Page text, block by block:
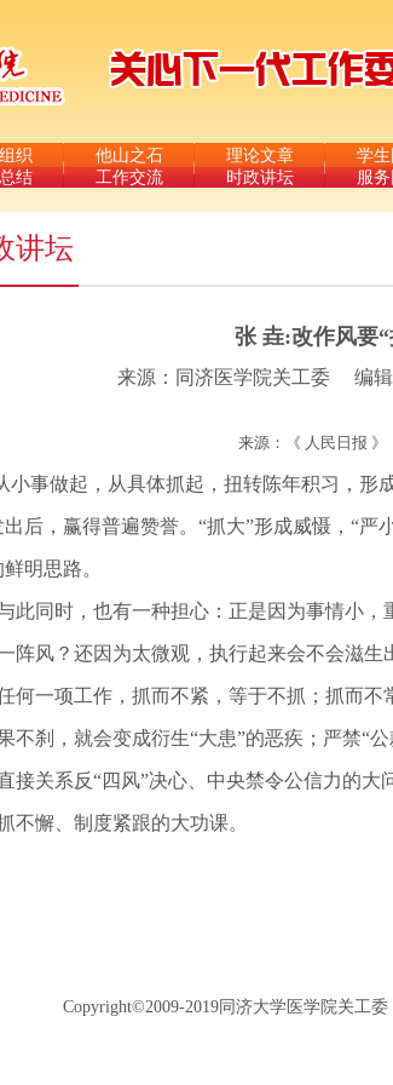
织
结
他山之石
工作交流
理论文章
时政讲坛
学
服
讲坛
张 垚:改作风要
来源：同济医学院关工委 编
来源：《 人民日报 》
小事做起，从具体抓起，扭转陈年积习，形
出后，赢得普遍赞誉。“抓大”形成威慑，“
鲜明思路。
同时，也有一种担心：正是因为事情小，
阵风？还因为太微观，执行起来会不会滋生
一项工作，抓而不紧，等于不抓；抓而不
不刹，就会变成衍生“大患”的恶疾；严禁“
接关系反“四风”决心、中央禁令公信力的
不懈、制度紧跟的大功课。
Copyright©2009-2019同济大学医学院关工